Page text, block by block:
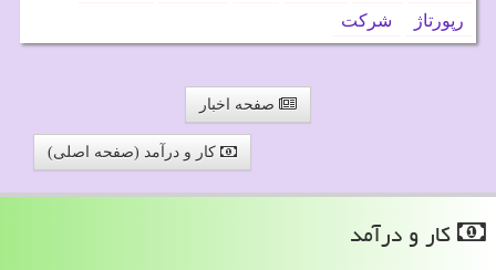
رپورتاژ
شركت
صفحه اخبار
کار و درآمد (صفحه اصلی)
كار و درآمد